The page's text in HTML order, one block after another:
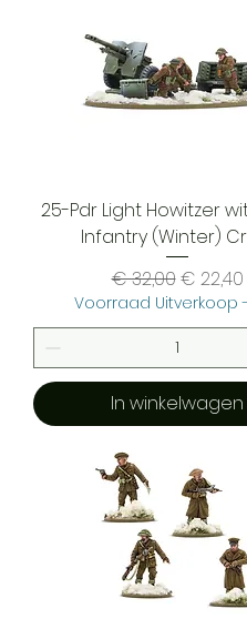
25-Pdr Light Howitzer
Infantry (Winter)
Normale prijs
€ 32,00€ 22,40
Voorraad Uitverkoop -
In winkelwagen